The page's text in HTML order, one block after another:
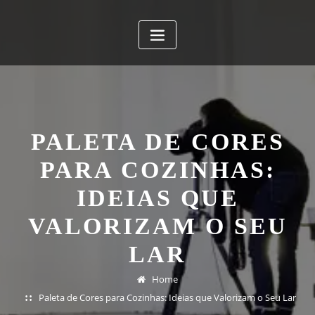
PALETA DE CORES
PARA COZINHAS:
IDEIAS QUE
VALORIZAM O SEU
LAR
Home
Paleta de Cores para Cozinhas: Ideias que Valorizam o Seu Lar